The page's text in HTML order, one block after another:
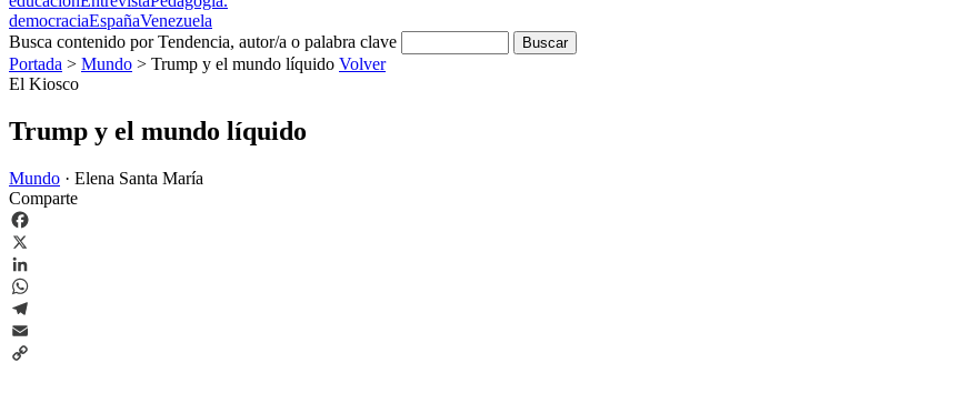
democraciaEspañaVenezuela
Busca contenido por Tendencia, autor/a o palabra clave
Portada > Mundo > Trump y el mundo líquido Volver
El Kiosco
Trump y el mundo líquido
Mundo · Elena Santa María
Comparte
Facebook
X
LinkedIn
WhatsApp
Telegram
Email